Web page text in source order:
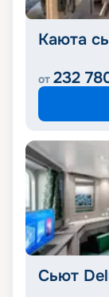
Каюта
от 232
Сьют